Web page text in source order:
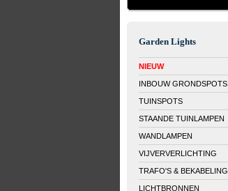
Garden Lights
NIEUW
INBOUW GRONDSPOTS
TUINSPOTS
STAANDE TUINLAMPEN
WANDLAMPEN
VIJVERVERLICHTING
TRAFO'S & BEKABELING
LICHTBRONNEN